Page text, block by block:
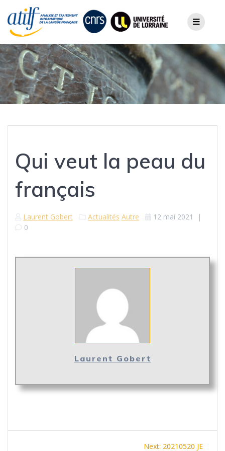
content
Qui veut la peau du
français
Laurent Gobert Actualités Autre 12 mai 2021
|
0
Laurent Gobert
Next: Next
20210520 JE